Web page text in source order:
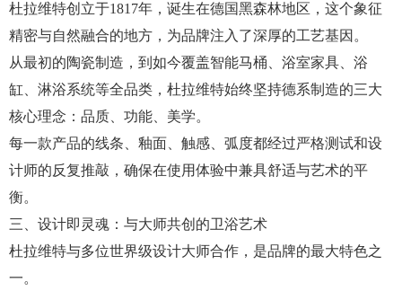
杜拉维特创立于1817年，诞生在德国黑森林地区，这个象征
精密与自然融合的地方，为品牌注入了深厚的工艺基因。
从最初的陶瓷制造，到如今覆盖智能马桶、浴室家具、浴
缸、淋浴系统等全品类，杜拉维特始终坚持德系制造的三大
核心理念：品质、功能、美学。
每一款产品的线条、釉面、触感、弧度都经过严格测试和设
计师的反复推敲，确保在使用体验中兼具舒适与艺术的平
衡。
三、设计即灵魂：与大师共创的卫浴艺术
杜拉维特与多位世界级设计大师合作，是品牌的最大特色之
一。